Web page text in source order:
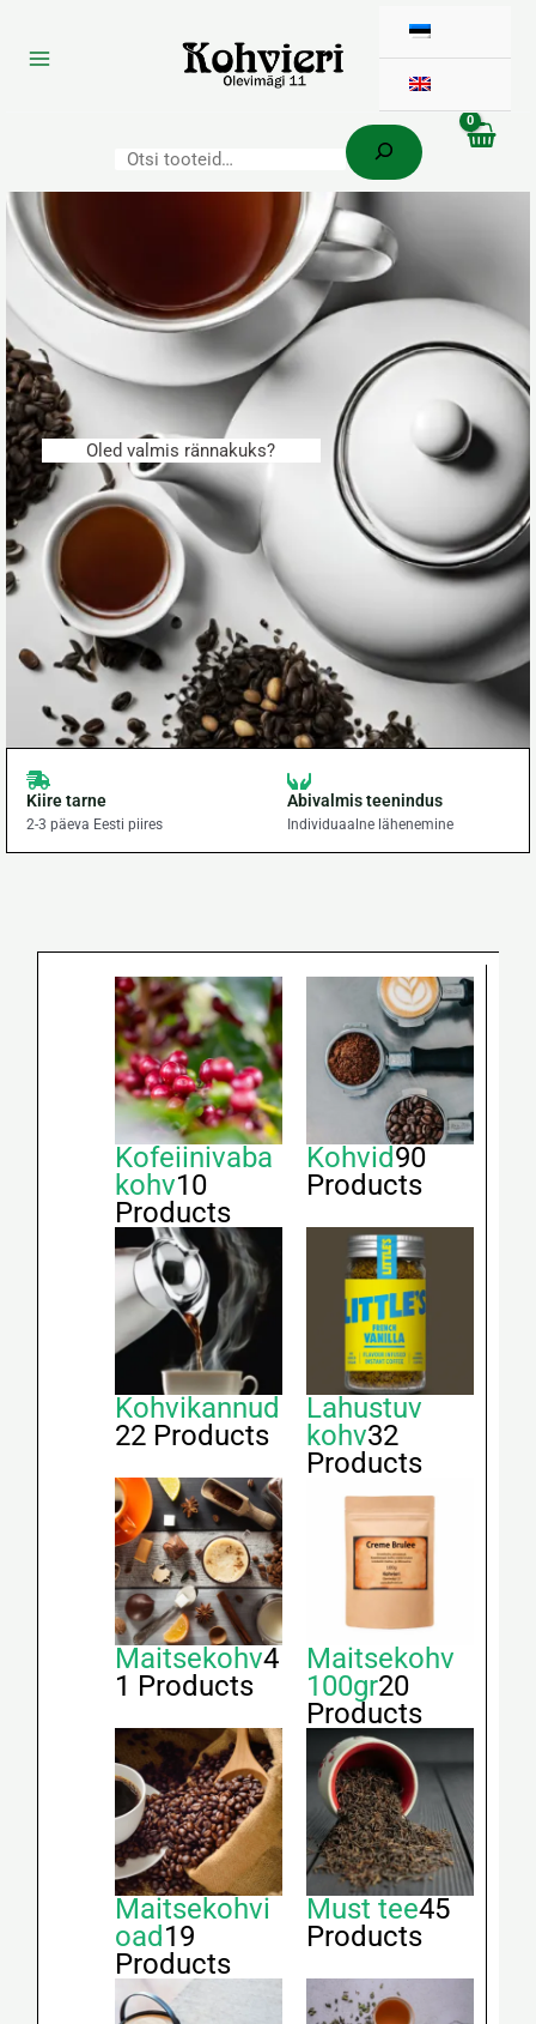
content
Oled valmis rännakuks?
Kiire tarne
2-3 päeva Eesti piires
Abivalmis teenindus
Individuaalne lähenemine
Kofeiinivaba
kohv10
Products
Kohvid90
Products
Kohvikannud
22 Products
Lahustuv
kohv32
Products
Maitsekohv4
1 Products
Maitsekohv
100gr20
Products
Maitsekohvi
oad19
Products
Must tee45
Products